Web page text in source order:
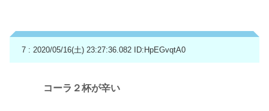
7 : 2020/05/16(土) 23:27:36.082 ID:HpEGvqtA0
コーラ２杯が辛い